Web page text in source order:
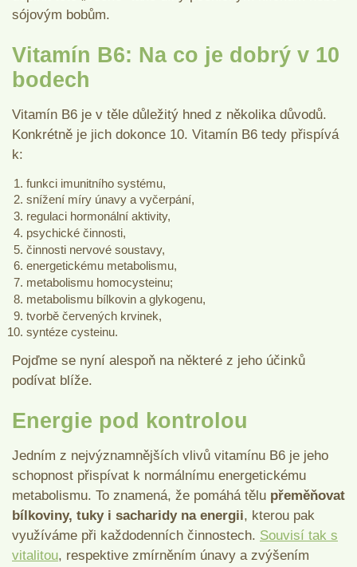
sójovým bobům.
Vitamín B6: Na co je dobrý v 10
bodech
Vitamín B6 je v těle důležitý hned z několika důvodů.
Konkrétně je jich dokonce 10. Vitamín B6 tedy přispívá
k:
funkci imunitního systému,
snížení míry únavy a vyčerpání,
regulaci hormonální aktivity,
psychické činnosti,
činnosti nervové soustavy,
energetickému metabolismu,
metabolismu homocysteinu;
metabolismu bílkovin a glykogenu,
tvorbě červených krvinek,
syntéze cysteinu.
Pojďme se nyní alespoň na některé z jeho účinků
podívat blíže.
Energie pod kontrolou
Jedním z nejvýznamnějších vlivů vitamínu B6 je jeho
schopnost přispívat k normálnímu energetickému
metabolismu. To znamená, že pomáhá tělu přeměňovat
bílkoviny, tuky i sacharidy na energii, kterou pak
využíváme při každodenních činnostech. Souvisí tak s
vitalitou, respektive zmírněním únavy a zvýšením